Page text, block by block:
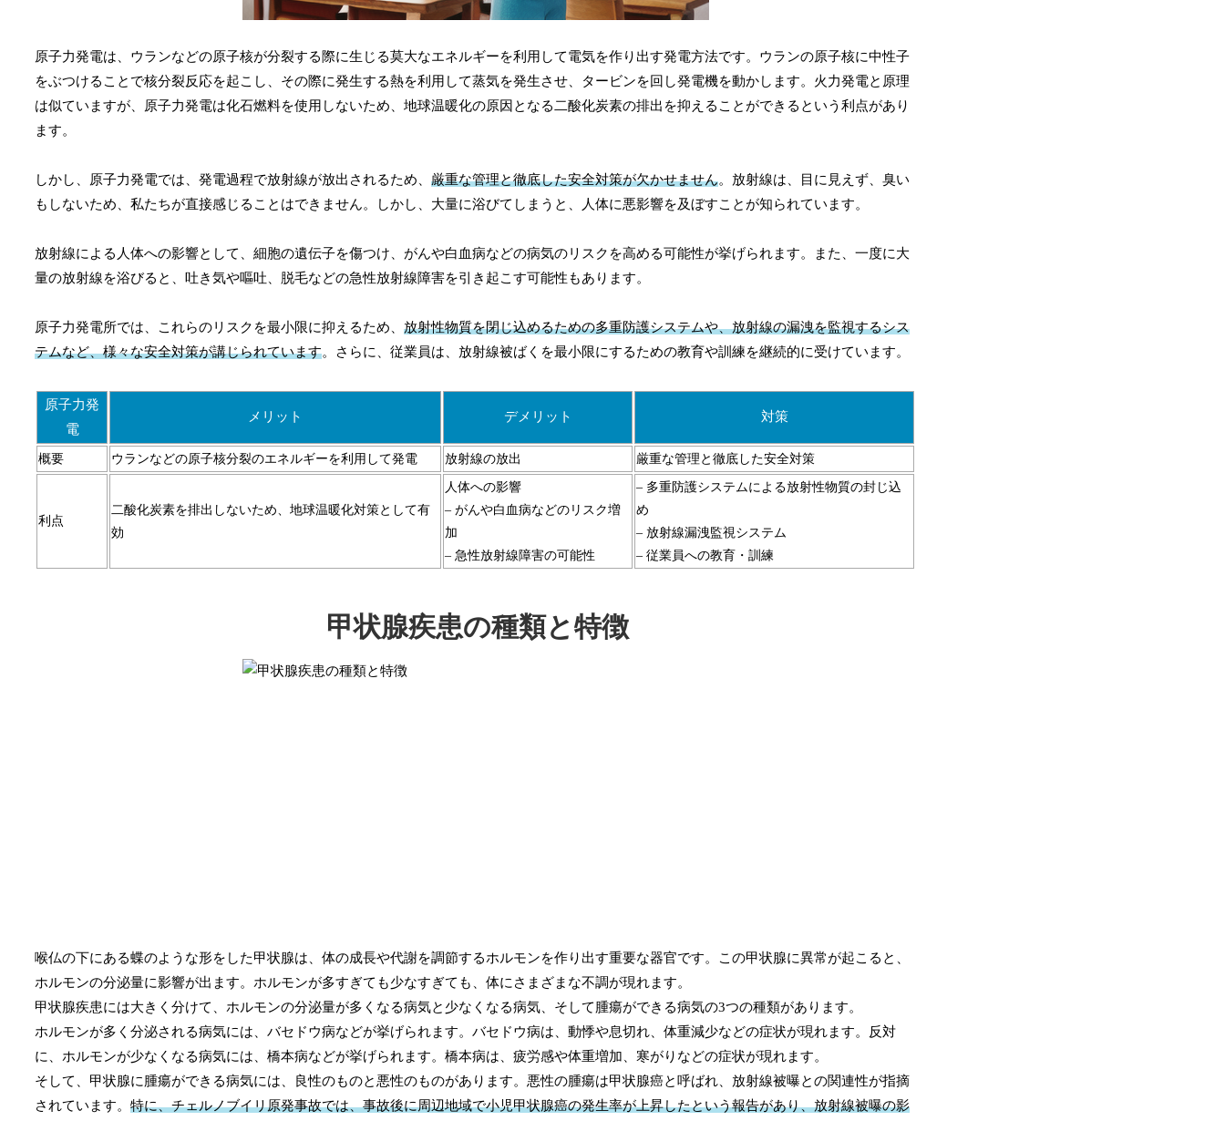
原子力発電は、ウランなどの原子核が分裂する際に生じる莫大なエネルギーを利用して電気を作り出す発電方法です。ウランの原子核に中性子
をぶつけることで核分裂反応を起こし、その際に発生する熱を利用して蒸気を発生させ、タービンを回し発電機を動かします。火力発電と原理
は似ていますが、原子力発電は化石燃料を使用しないため、地球温暖化の原因となる二酸化炭素の排出を抑えることができるという利点があり
ます。
しかし、原子力発電では、発電過程で放射線が放出されるため、 厳重な管理と徹底した安全対策が欠かせません。放射線は、目に見えず、臭い
もしないため、私たちが直接感じることはできません。しかし、大量に浴びてしまうと、人体に悪影響を及ぼすことが知られています。
放射線による人体への影響として、細胞の遺伝子を傷つけ、がんや白血病などの病気のリスクを高める可能性が挙げられます。また、一度に大
量の放射線を浴びると、吐き気や嘔吐、脱毛などの急性放射線障害を引き起こす可能性もあります。
原子力発電所では、これらのリスクを最小限に抑えるため、 放射性物質を閉じ込めるための多重防護システムや、放射線の漏洩を監視するシス
テムなど、様々な安全対策が講じられています。さらに、従業員は、放射線被ばくを最小限にするための教育や訓練を継続的に受けています。
原子力発
電
メリット デメリット 対策
概要 ウランなどの原子核分裂のエネルギーを利用して発電 放射線の放出 厳重な管理と徹底した安全対策
利点
二酸化炭素を排出しないため、地球温暖化対策として有
効
人体への影響
– がんや白血病などのリスク増
加
– 急性放射線障害の可能性
– 多重防護システムによる放射性物質の封じ込
め
– 放射線漏洩監視システム
– 従業員への教育・訓練
甲状腺疾患の種類と特徴
喉仏の下にある蝶のような形をした甲状腺は、体の成長や代謝を調節するホルモンを作り出す重要な器官です。この甲状腺に異常が起こると、
ホルモンの分泌量に影響が出ます。ホルモンが多すぎても少なすぎても、体にさまざまな不調が現れます。
甲状腺疾患には大きく分けて、ホルモンの分泌量が多くなる病気と少なくなる病気、そして腫瘍ができる病気の3つの種類があります。
ホルモンが多く分泌される病気には、バセドウ病などが挙げられます。バセドウ病は、動悸や息切れ、体重減少などの症状が現れます。反対
に、ホルモンが少なくなる病気には、橋本病などが挙げられます。橋本病は、疲労感や体重増加、寒がりなどの症状が現れます。
そして、甲状腺に腫瘍ができる病気には、良性のものと悪性のものがあります。悪性の腫瘍は甲状腺癌と呼ばれ、放射線被曝との関連性が指摘
されています。 特に、チェルノブイリ原発事故では、事故後に周辺地域で小児甲状腺癌の発生率が上昇したという報告があり、放射線被曝の影